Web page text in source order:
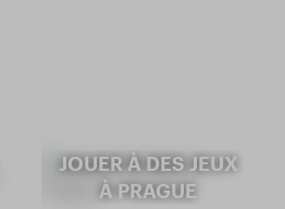
JOUER À DES JEUX
À PRAGUE